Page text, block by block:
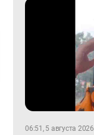
06:51, 5 августа 2026